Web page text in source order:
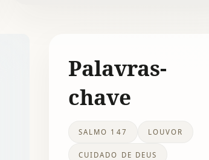
Palavras-
chave
SALMO 147 LOUVOR
CUIDADO DE DEUS